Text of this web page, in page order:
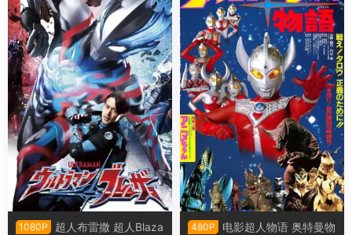
1080P
超人布雷撒 超人Blaza
480P
电影超人物语 奥特曼物